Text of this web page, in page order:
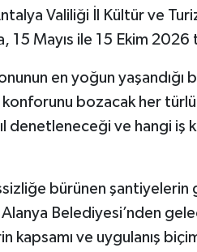
Valiliği İl Kültür ve
15 Mayıs ile 15 Ekim 2026
en yoğun yaşandığı
bozacak her
denetleneceği ve hangi iş
bürünen
Belediyesi’nden
kapsamı ve uygulanış